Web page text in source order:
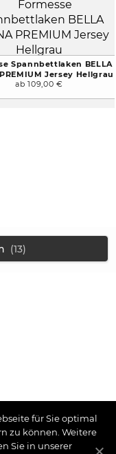
Spannbettlaken BELLA
Jersey Hellgrau
ab 109,00 €
(13)
für Sie optimal
zu können. Weitere
Sie in unserer